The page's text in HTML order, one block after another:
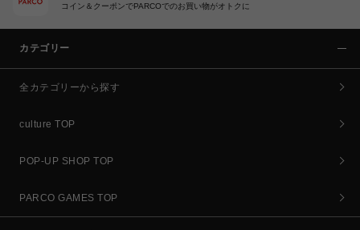
コイン＆クーポンでPARCOでのお買い物がオトクに
カテゴリー
全カテゴリーから探す
culture TOP
POP-UP SHOP TOP
PARCO GAMES TOP